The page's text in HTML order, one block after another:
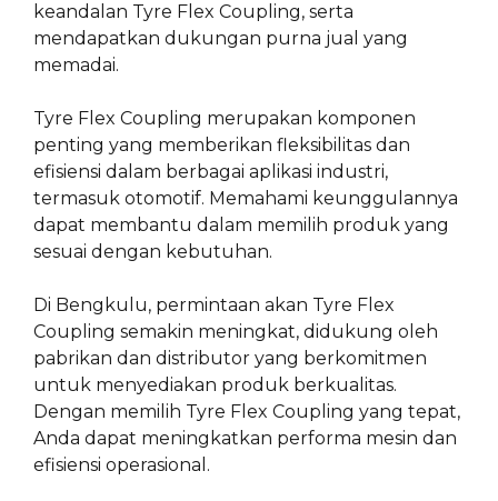
keandalan Tyre Flex Coupling, serta
mendapatkan dukungan purna jual yang
memadai.
Tyre Flex Coupling merupakan komponen
penting yang memberikan fleksibilitas dan
efisiensi dalam berbagai aplikasi industri,
termasuk otomotif. Memahami keunggulannya
dapat membantu dalam memilih produk yang
sesuai dengan kebutuhan.
Di Bengkulu, permintaan akan Tyre Flex
Coupling semakin meningkat, didukung oleh
pabrikan dan distributor yang berkomitmen
untuk menyediakan produk berkualitas.
Dengan memilih Tyre Flex Coupling yang tepat,
Anda dapat meningkatkan performa mesin dan
efisiensi operasional.